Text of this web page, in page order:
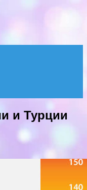
и Турции